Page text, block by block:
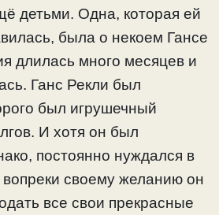
детьми. Одна, которая ей
была о некоем Гансе
длилась много месяцев и
Ганс Рекли был
был игрушечный
И хотя он был
постоянно нуждался в
своему желанию он
все свои прекрасные